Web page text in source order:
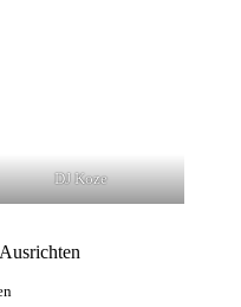
DJ Koze